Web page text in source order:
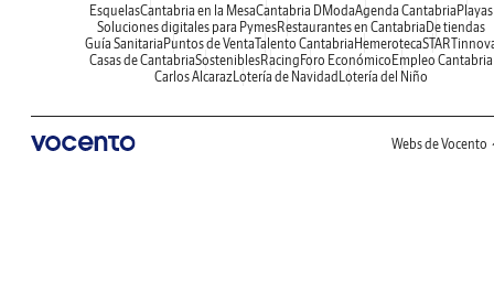
EsquelasCantabria en la MesaCantabria DModaAgenda Cantabria Playas
Soluciones digitales para PymesRestaurantes en Cantabria De tiendas
Guía Sanitaria Puntos de VentaTalento Cantabria Hemeroteca
Casas de CantabriaSosteniblesRacing Foro Económico Empleo Cantabria
Carlos Alcaraz Lotería de Navidad Lotería del Niño
Webs de Vocento